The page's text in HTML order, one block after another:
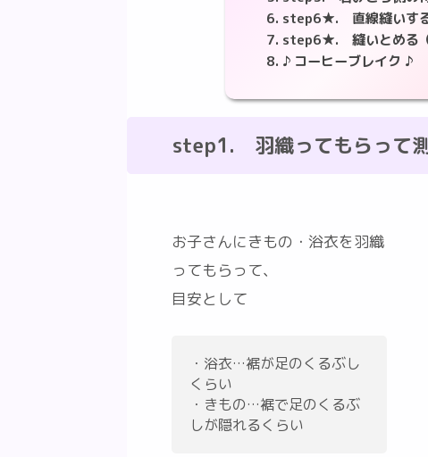
step6★. 直線縫いする
step6★. 縫いとめる（
♪ コーヒーブレイク ♪
step1. 羽織ってもらって
お子さんにきもの・浴衣を羽織
ってもらって、
目安として
・浴衣…裾が足のくるぶし
くらい
・きもの…裾で足のくるぶ
しが隠れるくらい